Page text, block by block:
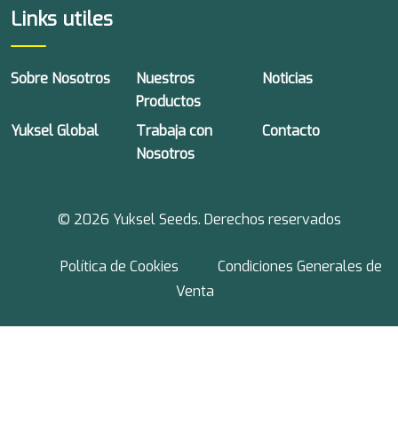
Links utiles
Sobre Nosotros
Nuestros
Productos
Noticias
Yuksel Global
Trabaja con
Nosotros
Contacto
© 2026 Yuksel Seeds. Derechos reservados
Política de Cookies
Condiciones Generales de
Venta